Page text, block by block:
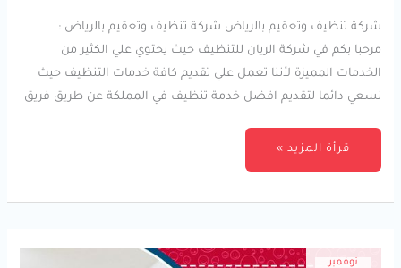
شركة تنظيف وتعقيم بالرياض شركة تنظيف وتعقيم بالرياض :
مرحبا بكم في شركة الريان للتنظيف حيث يحتوي علي الكثير من
الخدمات المميزة لأننا تعمل علي تقديم كافة خدمات التنظيف حيث
نسعي دائما لتقديم افضل خدمة تنظيف في المملكة عن طريق فريق
قرأة المزيد »
نوفمبر